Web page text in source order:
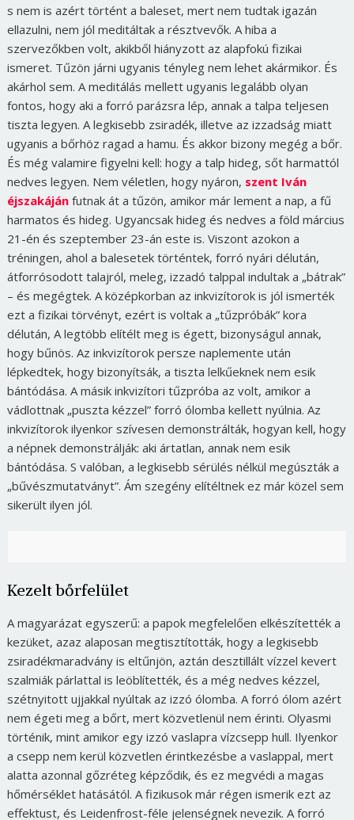
s nem is azért történt a baleset, mert nem tudtak igazán
ellazulni, nem jól meditáltak a résztvevők. A hiba a
szervezőkben volt, akikből hiányzott az alapfokú fizikai
ismeret. Tűzön járni ugyanis tényleg nem lehet akármikor. És
akárhol sem. A meditálás mellett ugyanis legalább olyan
fontos, hogy aki a forró parázsra lép, annak a talpa teljesen
tiszta legyen. A legkisebb zsiradék, illetve az izzadság miatt
ugyanis a bőrhöz ragad a hamu. És akkor bizony megég a bőr.
És még valamire figyelni kell: hogy a talp hideg, sőt harmattól
nedves legyen. Nem véletlen, hogy nyáron, szent Iván
éjszakáján futnak át a tűzön, amikor már lement a nap, a fű
harmatos és hideg. Ugyancsak hideg és nedves a föld március
21-én és szeptember 23-án este is. Viszont azokon a
tréningen, ahol a balesetek történtek, forró nyári délután,
átforrósodott talajról, meleg, izzadó talppal indultak a „bátrak”
– és megégtek. A középkorban az inkvizítorok is jól ismerték
ezt a fizikai törvényt, ezért is voltak a „tűzpróbák” kora
délután, A legtöbb elítélt meg is égett, bizonyságul annak,
hogy bűnös. Az inkvizítorok persze naplemente után
lépkedtek, hogy bizonyítsák, a tiszta lelkűeknek nem esik
bántódása. A másik inkvizítori tűzpróba az volt, amikor a
vádlottnak „puszta kézzel” forró ólomba kellett nyúlnia. Az
inkvizítorok ilyenkor szívesen demonstrálták, hogyan kell, hogy
a népnek demonstrálják: aki ártatlan, annak nem esik
bántódása. S valóban, a legkisebb sérülés nélkül megúszták a
„bűvészmutatványt”. Ám szegény elítéltnek ez már közel sem
sikerült ilyen jól.
Kezelt bőrfelület
A magyarázat egyszerű: a papok megfelelően elkészítették a
kezüket, azaz alaposan megtisztították, hogy a legkisebb
zsiradékmaradvány is eltűnjön, aztán desztillált vízzel kevert
szalmiák párlattal is leöblítették, és a még nedves kézzel,
szétnyitott ujjakkal nyúltak az izzó ólomba. A forró ólom azért
nem égeti meg a bőrt, mert közvetlenül nem érinti. Olyasmi
történik, mint amikor egy izzó vaslapra vízcsepp hull. Ilyenkor
a csepp nem kerül közvetlen érintkezésbe a vaslappal, mert
alatta azonnal gőzréteg képződik, és ez megvédi a magas
hőmérséklet hatásától. A fizikusok már régen ismerik ezt az
effektust, és Leidenfrost-féle jelenségnek nevezik. A forró